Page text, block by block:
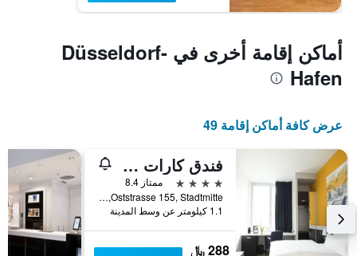
أماكن إقامة أخرى في Düsseldorf-
Hafen
عرض كافة أماكن إقامة 49
فندق كارات دوسلدورف سيتي
4 نجوم
ممتاز 8.4
Oststrasse 155, Stadtmitte, دوسيلدورف, ولاية شمال الراين وستفاليا, ألمانيا
1.1 كيلومتر عن وسط المدينة
288 ﷼